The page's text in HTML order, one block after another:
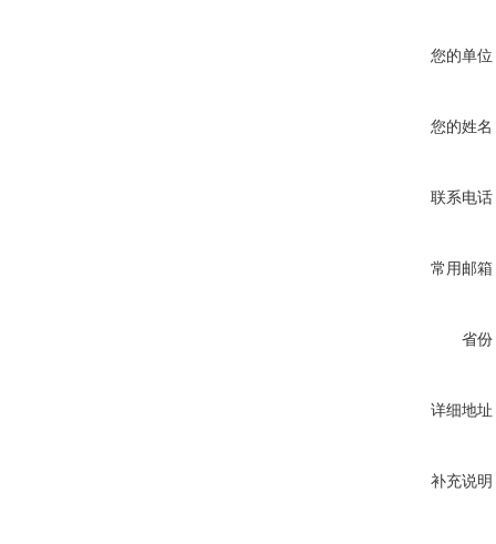
您的单位
您的姓名
联系电话
常用邮箱
省份
详细地址
补充说明